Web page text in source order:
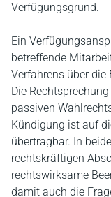
Verfügungsgrund.
Ein
betreffende
Verfahrens über
Die
passiven
Kündigung ist auf
übertragbar. In
rechtskräftigen
rechtswirksame
damit auch die